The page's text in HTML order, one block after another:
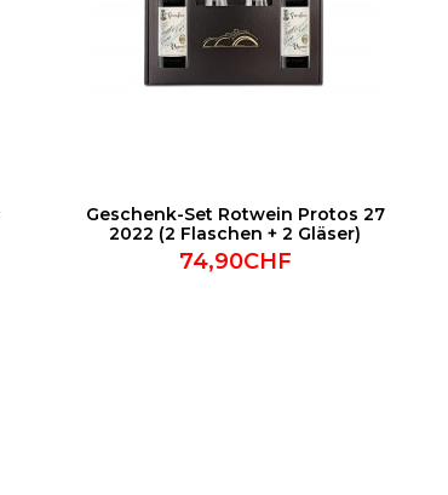
Geschenk-Set Rotwein Protos 27
2022 (2 Flaschen + 2 Gläser)
74,90CHF